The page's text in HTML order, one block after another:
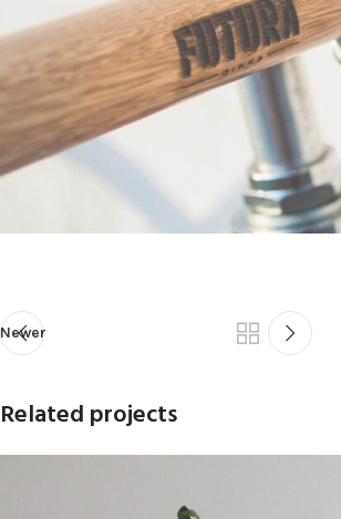
Newer
Related projects